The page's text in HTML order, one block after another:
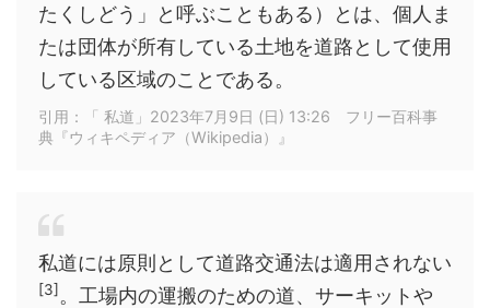
たくしどう」と呼ぶこともある）とは、個人ま
たは団体が所有している土地を道路として使用
している区域のことである。
引用：「 私道」2023年7月9日 (日) 13:26 フリー百科事
典『ウィキペディア（Wikipedia）』
私道には原則として道路交通法は適用されない
[3] 。工場内の運搬のための道、サーキットや